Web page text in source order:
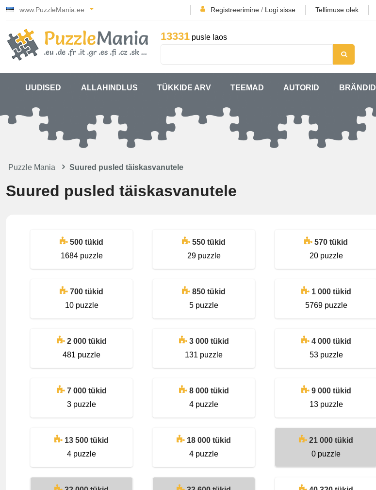
www.PuzzleMania.ee Registreerimine / Logi sisse Tellimuse olek
13331 pusle laos
UUDISED ALLAHINDLUS TÜKKIDE ARV TEEMAD AUTORID BRÄNDID
Puzzle Mania Suured pusled täiskasvanutele
Suured pusled täiskasvanutele
500 tükid
1684 puzzle
550 tükid
29 puzzle
570 tükid
20 puzzle
700 tükid
10 puzzle
850 tükid
5 puzzle
1 000 tükid
5769 puzzle
2 000 tükid
481 puzzle
3 000 tükid
131 puzzle
4 000 tükid
53 puzzle
7 000 tükid
3 puzzle
8 000 tükid
4 puzzle
9 000 tükid
13 puzzle
13 500 tükid
4 puzzle
18 000 tükid
4 puzzle
21 000 tükid
0 puzzle